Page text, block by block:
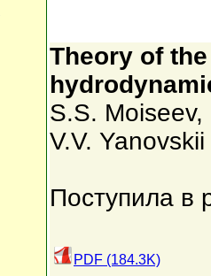
Theory of
S.S. Moiseev,
V.V. Yanovskii
Поступила в
PDF (184.3K)